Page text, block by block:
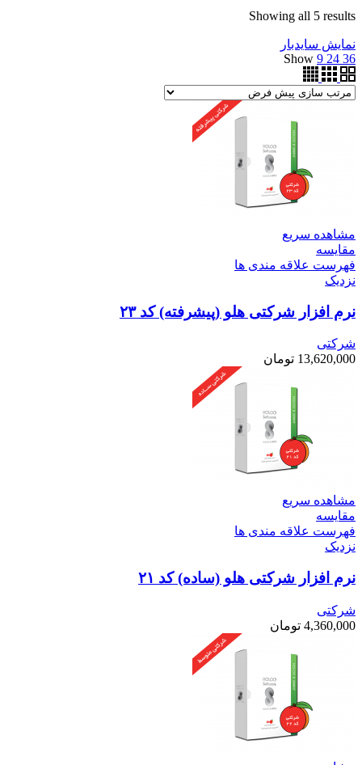
Showing all 5 results
نمایش سایدبار
Show 9 24 36
مشاهده سریع
مقایسه
فهرست علاقه مندی ها
نزدیک
نرم افزار شرکتی هلو (پیشرفته) کد ۲۳
شرکتی
13,620,000 تومان
مشاهده سریع
مقایسه
فهرست علاقه مندی ها
نزدیک
نرم افزار شرکتی هلو (ساده) کد ۲۱
شرکتی
4,360,000 تومان